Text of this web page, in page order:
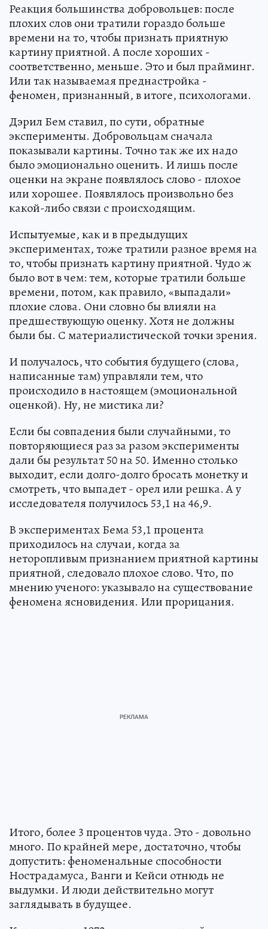
Реакция большинства добровольцев: после
плохих слов они тратили гораздо больше
времени на то, чтобы признать приятную
картину приятной. А после хороших -
соответственно, меньше. Это и был прайминг.
Или так называемая преднастройка -
феномен, признанный, в итоге, психологами.
Дэрил Бем ставил, по сути, обратные
эксперименты. Добровольцам сначала
показывали картины. Точно так же их надо
было эмоционально оценить. И лишь после
оценки на экране появлялось слово - плохое
или хорошее. Появлялось произвольно без
какой-либо связи с происходящим.
Испытуемые, как и в предыдущих
экспериментах, тоже тратили разное время на
то, чтобы признать картину приятной. Чудо ж
было вот в чем: тем, которые тратили больше
времени, потом, как правило, «выпадали»
плохие слова. Они словно бы влияли на
предшествующую оценку. Хотя не должны
были бы. С материалистической точки зрения.
И получалось, что события будущего (слова,
написанные там) управляли тем, что
происходило в настоящем (эмоциональной
оценкой). Ну, не мистика ли?
Если бы совпадения были случайными, то
повторяющиеся раз за разом эксперименты
дали бы результат 50 на 50. Именно столько
выходит, если долго-долго бросать монетку и
смотреть, что выпадет - орел или решка. А у
исследователя получилось 53,1 на 46,9.
В экспериментах Бема 53,1 процента
приходилось на случаи, когда за
неторопливым признанием приятной картины
приятной, следовало плохое слово. Что, по
мнению ученого: указывало на существование
феномена ясновидения. Или прорицания.
Итого, более 3 процентов чуда. Это - довольно
много. По крайней мере, достаточно, чтобы
допустить: феноменальные способности
Нострадамуса, Ванги и Кейси отнюдь не
выдумки. И люди действительно могут
заглядывать в будущее.